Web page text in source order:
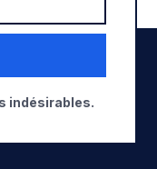
indésirables.